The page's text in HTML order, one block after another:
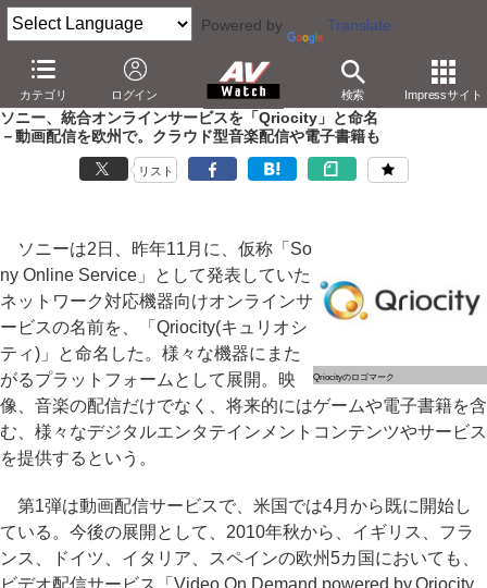
Powered by Translate
カテゴリ ログイン 検索 Impressサイト
AV Watch コンテンツ・サービス
音楽配信
ソニー、統合オンラインサービスを「Qriocity」と命名
－動画配信を欧州で。クラウド型音楽配信や電子書籍も
リスト
Qriocityのロゴマーク
ソニーは2日、昨年11月に、仮称「So
ny Online Service」として発表していた
ネットワーク対応機器向けオンラインサ
ービスの名前を、「Qriocity(キュリオシ
ティ)」と命名した。様々な機器にまた
がるプラットフォームとして展開。映
像、音楽の配信だけでなく、将来的にはゲームや電子書籍を含
む、様々なデジタルエンタテインメントコンテンツやサービス
を提供するという。
第1弾は動画配信サービスで、米国では4月から既に開始し
ている。今後の展開として、2010年秋から、イギリス、フラ
ンス、ドイツ、イタリア、スペインの欧州5カ国においても、
ビデオ配信サービス「Video On Demand powered by Qriocity